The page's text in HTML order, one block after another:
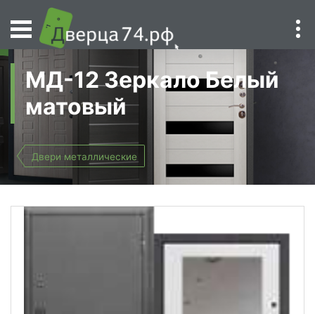
МД-12 Зеркало Белый
матовый
Двери металлические